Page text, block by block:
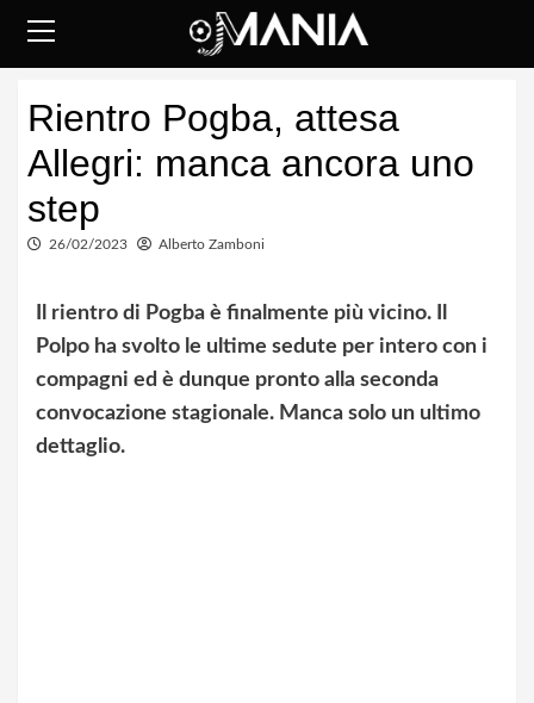
content
Menu
Rientro Pogba, attesa
Allegri: manca ancora uno
step
26/02/2023 Alberto Zamboni
Il rientro di Pogba è finalmente più vicino. Il
Polpo ha svolto le ultime sedute per intero con i
compagni ed è dunque pronto alla seconda
convocazione stagionale. Manca solo un ultimo
dettaglio.